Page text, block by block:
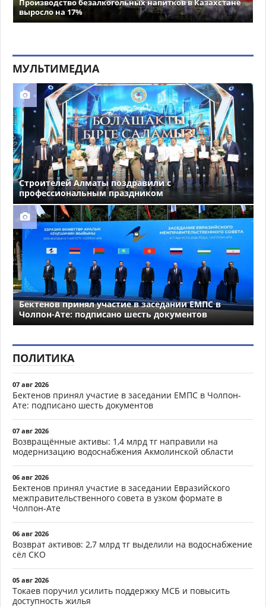
Производство безалкогольных напитков в Казахстане
выросло на 17%
МУЛЬТИМЕДИА
Строителей Алматы поздравили с
профессиональным праздником
Бектенов принял участие в заседании ЕМПС в
Чолпон-Ате: подписано шесть документов
ПОЛИТИКА
07 авг 2026
Бектенов принял участие в заседании ЕМПС в Чолпон-
Ате: подписано шесть документов
07 авг 2026
Возвращённые активы: 1,4 млрд тг направили на
модернизацию водоснабжения Акмолинской области
06 авг 2026
Бектенов принял участие в заседании Евразийского
межправительственного совета в узком формате в
Чолпон-Ате
06 авг 2026
Возврат активов: 2,7 млрд тг выделили на водоснабжение
сёл СКО
05 авг 2026
Токаев поручил усилить поддержку МСБ и повысить
доступность жилья